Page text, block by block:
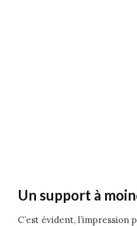
Un support à
C’est évident, l’impression